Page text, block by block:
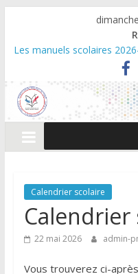
Les manuels scolaires
Dates et horaires
Cérémonie de remise des
Promo Beguir
Décisions relevant du
l’AEFE
Avis d’appel à
PPMS – Lycée PMF
Calendrier scolaire
Calendrier
22 mai 2026 admin-
Vous trouverez ci-